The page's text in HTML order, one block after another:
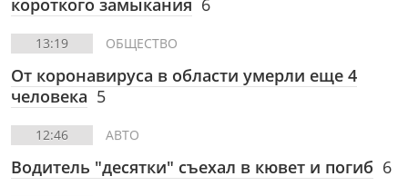
короткого замыкания 6
13:19 ОБЩЕСТВО
От коронавируса в области умерли еще 4
человека 5
12:46 АВТО
Водитель "десятки" съехал в кювет и погиб 6